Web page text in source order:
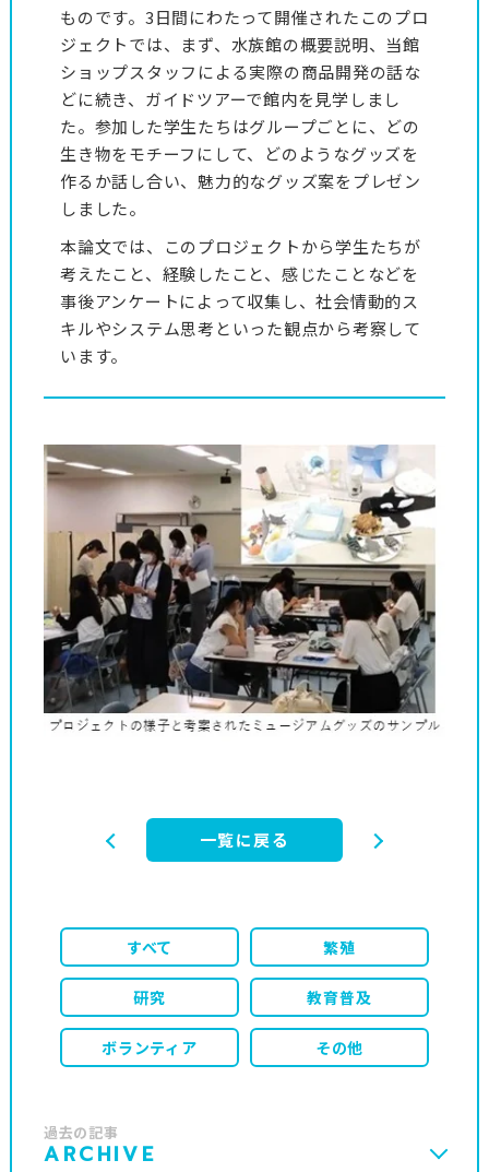
ものです。3日間にわたって開催されたこのプロ
ジェクトでは、まず、水族館の概要説明、当館
ショップスタッフによる実際の商品開発の話な
どに続き、ガイドツアーで館内を見学しまし
た。参加した学生たちはグループごとに、どの
生き物をモチーフにして、どのようなグッズを
作るか話し合い、魅力的なグッズ案をプレゼン
しました。
本論文では、このプロジェクトから学生たちが
考えたこと、経験したこと、感じたことなどを
事後アンケートによって収集し、社会情動的ス
キルやシステム思考といった観点から考察して
います。
一覧に戻る
すべて 繁殖
研究 教育普及
ボランティア その他
過去の記事
ARCHIVE